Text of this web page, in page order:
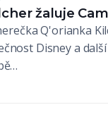
žaluje
Q'orianka
Disney a